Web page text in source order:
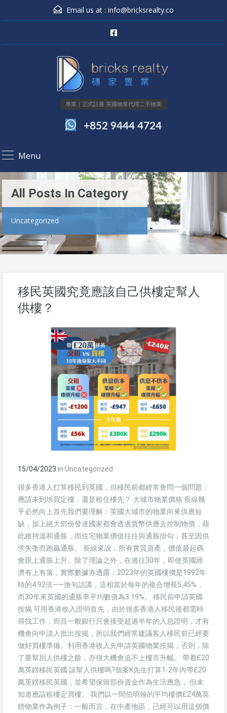
Email us at : info@bricksrealty.co
專業｜正式註冊 英國物業代理二手物業
+852 9444 4724
Menu
All Posts In Category
Uncategorized
移民英國究竟應該自己供樓定幫人
供樓？
15/04/2023 in Uncategorized
很多香港人打算移民到英國，但移民前都經常會問一個問題：
應該未到埗買定樓，還是租住樓先？ 大城市物業價格 長線幾
乎必然向上首先我們要理解：英國大城市的物業向來供應短
缺，加上絕大部份發達國家都會透過貨幣供應去控制物價，藉
此維持溫和通脹，而住宅物業價值往往與通脹掛勾，甚至因供
求失衡而跑贏通脹。 長線來說，所有實質資產，價值最起碼
會跟上通脹上升。除了理論之外，在過往30年，即使英國經
濟有上有落，實際數據亦透露：2023年的英國樓價是1992年
時的4.92倍——換句話講，這相當於每年的複合增長5.45%，
而30年來英國的通脹率平均數值為3.19%。 移民前申請英國
按揭 可用香港收入證明首先，由於很多香港人移民後都需時
尋找工作，而且一般銀行只會接受超過半年的入息證明，才有
機會向申請人批出按揭，所以我們經常建議客人移民前已經要
做好買樓準備。利用香港收入先申請英國物業按揭，否則，除
了要幫別人供樓之餘，亦很大機會追不上樓市升幅。 帶着£20
萬英鎊移民英國 該幫人供樓嗎?個案K先生打算1-2年內帶£20
萬英鎊移民英國，並希望保留部份資金作為生活應急， 但未
知道應該租樓定買樓。 我們以一間伯明翰的平均樓價£24萬英
鎊物業作為例子：一般而言，在中產地區，已經可以用這個價